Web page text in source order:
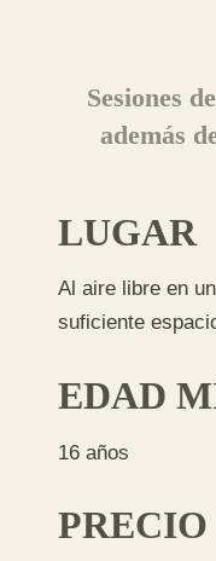
Sesiones
además
LUGAR
Al aire libre en
suficiente
EDAD
16 años
PRECIO